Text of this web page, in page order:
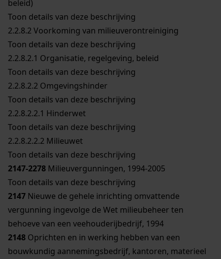
beleid)
Toon details van deze beschrijving
2.2.8.2 Voorkoming van milieuverontreiniging
Toon details van deze beschrijving
2.2.8.2.1 Organisatie, regelgeving, beleid
Toon details van deze beschrijving
2.2.8.2.2 Omgevingshinder
Toon details van deze beschrijving
2.2.8.2.2.1 Hinderwet
Toon details van deze beschrijving
2.2.8.2.2.2 Milieuwet
Toon details van deze beschrijving
2147-2278 Milieuvergunningen, 1994-2005
Toon details van deze beschrijving
2147 Nieuwe de gehele inrichting omvattende
vergunning ingevolge de Wet milieubeheer ten
behoeve van een veehouderijbedrijf, 1994
2148 Oprichten en in werking hebben van een
bouwkundig aannemingsbedrijf, kantoren, materieel